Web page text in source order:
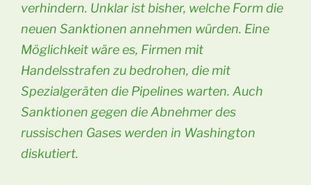
verhindern. Unklar ist bisher, welche Form die
neuen Sanktionen annehmen würden. Eine
Möglichkeit wäre es, Firmen mit
Handelsstrafen zu bedrohen, die mit
Spezialgeräten die Pipelines warten. Auch
Sanktionen gegen die Abnehmer des
russischen Gases werden in Washington
diskutiert.